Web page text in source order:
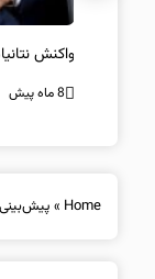
واکنش
8 ماه پیش
Home
»پیش‌بینی مهم